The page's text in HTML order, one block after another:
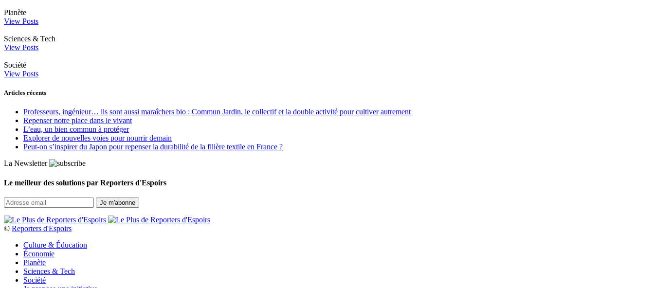
Planète
View Posts
Sciences & Tech
View Posts
Société
View Posts
Articles récents
Professeurs, ingénieur… ils sont aussi maraîchers bio : Commun Jardin, le collectif et la double activité pour cultiver autrement
Repenser notre place dans le vivant
L’eau, un bien commun à protéger
Explorer de nouvelles voies pour nourrir demain
Peut‑on s’inspirer du Japon pour repenser la durabilité de la filière textile en France ?
La Newsletter
Le meilleur des solutions par Reporters d'Espoirs
© Reporters d'Espoirs
Culture & Éducation
Économie
Planète
Sciences & Tech
Société